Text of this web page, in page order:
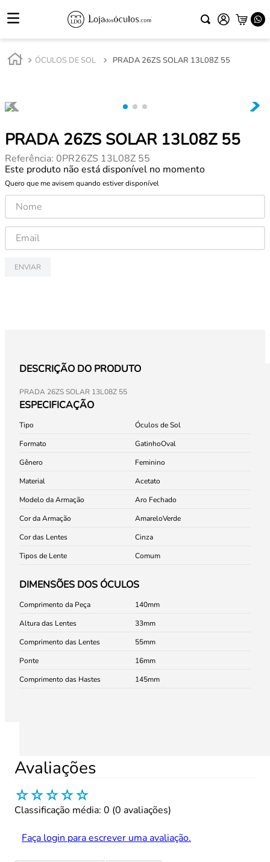
ÓCULOS DE SOL PRADA 26ZS SOLAR 13L08Z 55
PRADA 26ZS SOLAR 13L08Z 55
Referência: 0PR26ZS 13L08Z 55
Este produto não está disponível no momento
Quero que me avisem quando estiver disponível
ENVIAR
DESCRIÇÃO DO PRODUTO
PRADA 26ZS SOLAR 13L08Z 55
ESPECIFICAÇÃO
Tipo
Óculos de Sol
Formato
GatinhoOval
Gênero
Feminino
Material
Acetato
Modelo da Armação
Aro Fechado
Cor da Armação
AmareloVerde
Cor das Lentes
Cinza
Tipos de Lente
Comum
DIMENSÕES DOS ÓCULOS
Comprimento da Peça
140
Altura das Lentes
33
Comprimento das Lentes
55
Ponte
16
Comprimento das Hastes
145
Avaliações
☆☆☆☆☆
Classificação média: 0 (0 avaliações)
Faça login para escrever uma avaliação.